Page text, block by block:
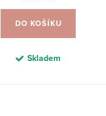
DO KOŠÍKU
Skladem